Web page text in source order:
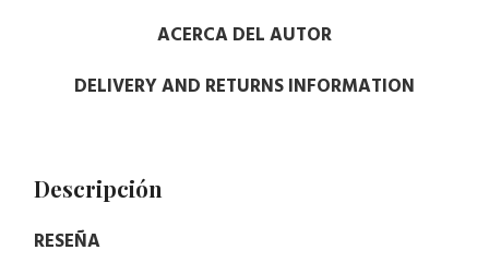
ACERCA DEL AUTOR
DELIVERY AND RETURNS INFORMATION
Descripción
RESEÑA